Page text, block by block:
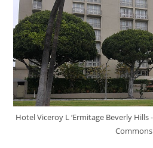
Hotel Viceroy L ‘Ermitage Beverly
Commons